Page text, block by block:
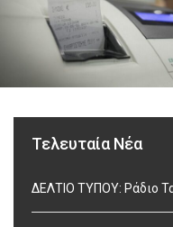
Τελευταία Νέα
ΔΕΛΤΙΟ ΤΥΠΟΥ: Ράδιο